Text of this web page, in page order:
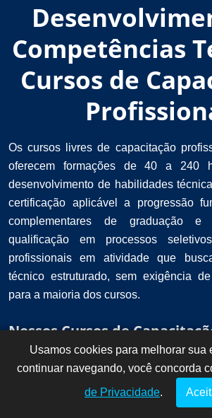
Competências
Cursos de
Os cursos livres de capacitação
oferecem formações de 40 a 240
desenvolvimento de habilidades
certificação aplicável a progressão
complementares de graduação e
qualificação em processos
profissionais em atividade que
técnico estruturado, sem exigência
para a maioria dos cursos.
Nossos Cursos de
!
Dúvidas? Fale
conosco por
aqui!
Usamos cookies para melhorar sua
continuar navegando, você concorda
de Privacidade.